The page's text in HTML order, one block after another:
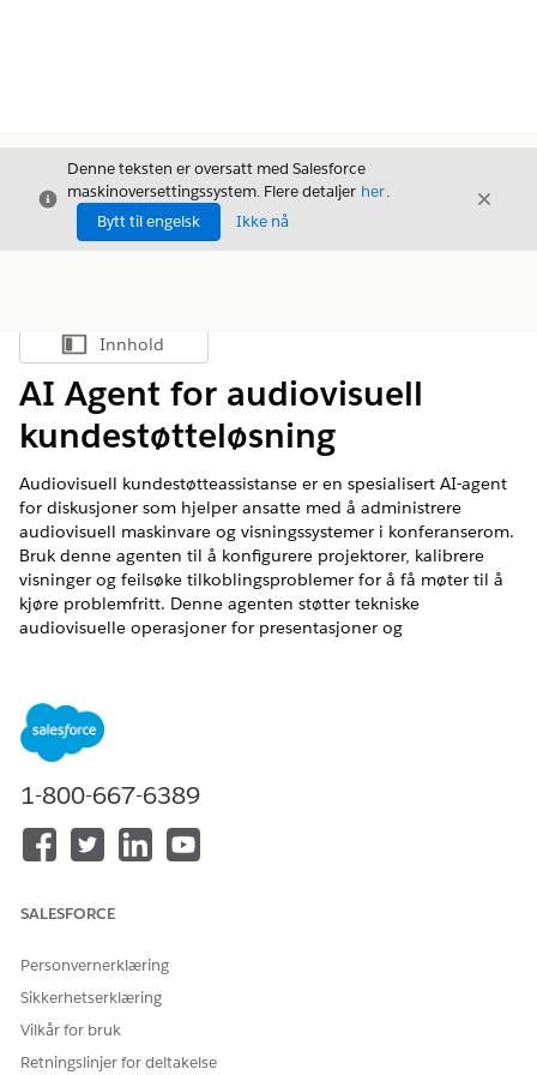
Avslutt
Denne teksten er oversatt med Salesforce
maskinoversettingssystem. Flere detaljer her.
Bytt til engelsk
Ikke nå
Avslutt
Vis innholdsfortegnelse
Innhold
AI Agent for audiovisuell
kundestøtteløsning
Audiovisuell kundestøtteassistanse er en spesialisert AI-agent
for diskusjoner som hjelper ansatte med å administrere
audiovisuell maskinvare og visningssystemer i konferanserom.
Bruk denne agenten til å konfigurere projektorer, kalibrere
visninger og feilsøke tilkoblingsproblemer for å få møter til å
kjøre problemfritt. Denne agenten støtter tekniske
audiovisuelle operasjoner for presentasjoner og
Tilgjengelig i Lightning Experience
Tilgjengelig i Unlimited og Enterprise Edition med AI Agent
for Ansatte-tillegget.
Denne spesialiserte agenten bruker automatisk disse SCI-
tjenestekatalogelementmaler for å støtte lignende
Bestill lydutstyr
1-800-667-6389
SALESFORCE
Personvernerklæring
Sikkerhetserklæring
Vilkår for bruk
Retningslinjer for deltakelse